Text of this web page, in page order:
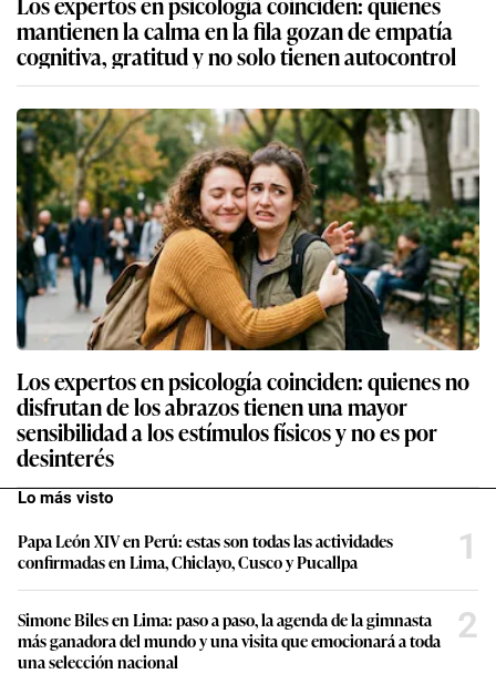
mantienen la calma en la fila gozan de empatía
cognitiva, gratitud y no solo tienen autocontrol
Los expertos en psicología coinciden: quienes no
disfrutan de los abrazos tienen una mayor
sensibilidad a los estímulos físicos y no es por
desinterés
Lo más visto
Papa León XIV en Perú: estas son todas las actividades
confirmadas en Lima, Chiclayo, Cusco y Pucallpa
1
Simone Biles en Lima: paso a paso, la agenda de la gimnasta
más ganadora del mundo y una visita que emocionará a toda
una selección nacional
2